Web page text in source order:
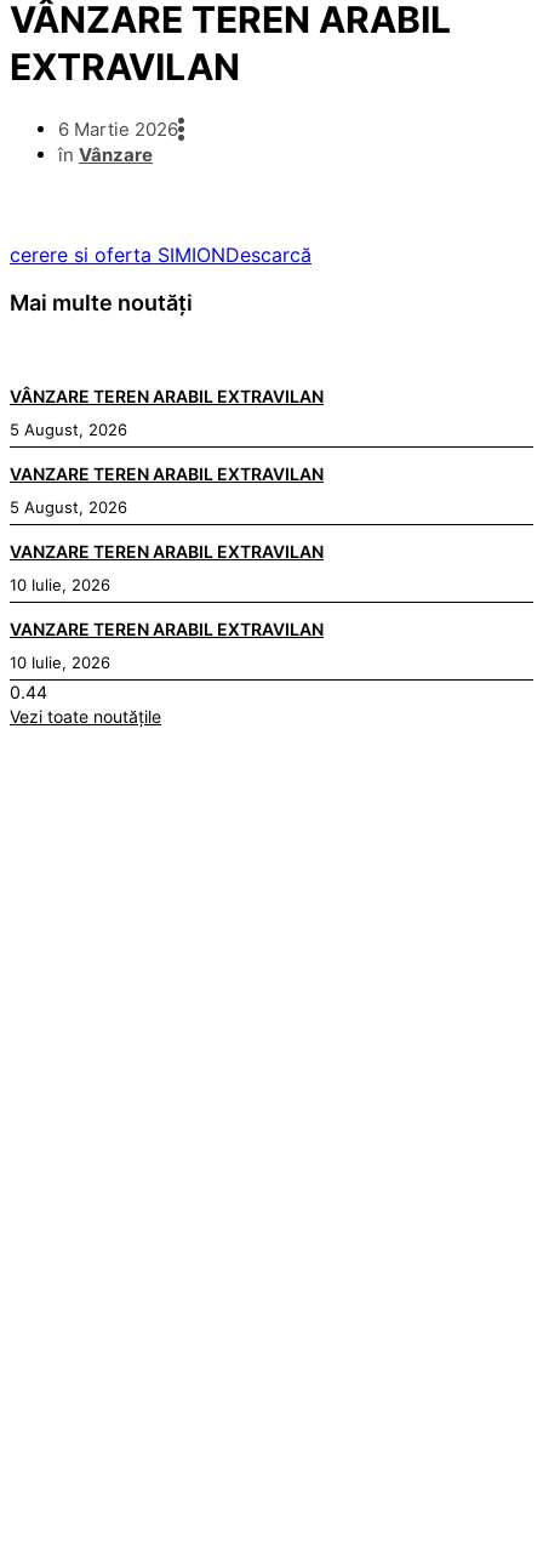
VÂNZARE TEREN ARABIL
EXTRAVILAN
6 Martie 2026
în Vânzare
cerere si oferta SIMIONDescarcă
Mai multe noutăți
VÂNZARE TEREN ARABIL EXTRAVILAN
5 August, 2026
VANZARE TEREN ARABIL EXTRAVILAN
5 August, 2026
VANZARE TEREN ARABIL EXTRAVILAN
10 Iulie, 2026
VANZARE TEREN ARABIL EXTRAVILAN
10 Iulie, 2026
Vezi toate noutățile